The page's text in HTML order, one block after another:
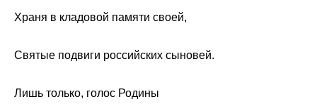
Храня в кладовой памяти своей,
Святые подвиги российских сыновей.
Лишь только, голос Родины